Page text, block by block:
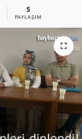
5
PAYLAŞIM